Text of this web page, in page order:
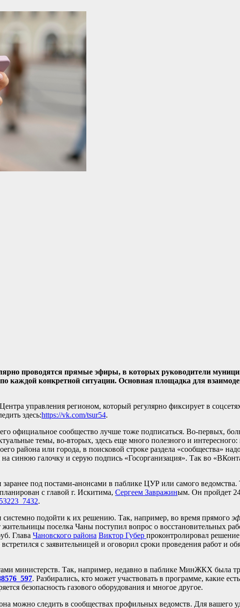
проводятся прямые эфиры, в которых руководители
каждой конкретной ситуации. Основная площадка для
управления регионом, который регулярно фиксирует в
здесь:https://vk.com/tsur54.
официальное сообщество лучше тоже подписаться. Во-первых,
темы, во-вторых, здесь еще много полезного и
района или города, в поисковой строке раздела «сообщества»
синюю галочку и серую подпись «Госорганизация». Так во
под постами-анонсами в паблике ЦУР или самого ведомства.
с главой г. Искитима, Сергеем Завражиным. Он пройдет
.
подойти к их решению. Так, например, во время прямого
жительницы поселка Чаны поступил вопрос о восстановительных
Глава Чановского района Виктор Губер проконтролировал
с заявительницей и оговорил сроки проведения работ и
министерств. Так, например, недавно в паблике МинЖКХ была
. Разбирались, кто может участвовать в программе, какие
безопасность газового оборудования и многое другое.
можно следить в сообществах профильных ведомств. Для вашего